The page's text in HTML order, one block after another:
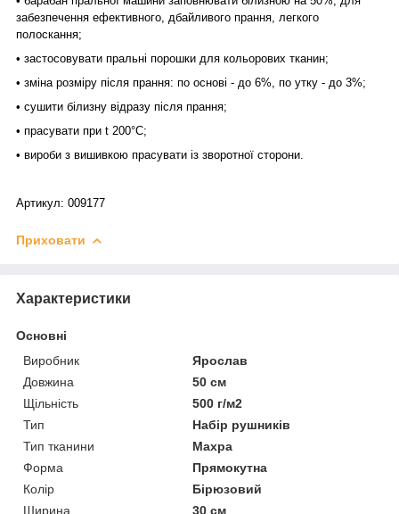
забезпечення ефективного, дбайливого прання, легкого
полоскання;
• застосовувати пральні порошки для кольорових тканин;
• зміна розміру після прання: по основі - до 6%, по утку - до 3%;
• сушити білизну відразу після прання;
• прасувати при t 200°С;
• вироби з вишивкою прасувати із зворотної сторони.
Артикул: 009177
Приховати
Характеристики
Основні
Виробник
Ярослав
Довжина
50 см
Щільність
500 г/м2
Тип
Набір рушників
Тип тканини
Махра
Форма
Прямокутна
Колір
Бірюзовий
Ширина
30 см